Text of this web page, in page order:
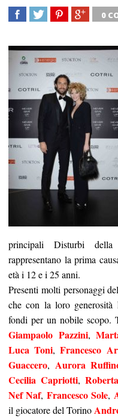
0
principali Disturbi della
rappresentano la prima
età i 12 e i 25 anni.
Presenti molti personaggi
che con la loro generosità
fondi per un nobile scopo.
Giampaolo Pazzini,
Luca Toni,Francesco
Guaccero, Aurora
Cecilia Capriotti,
Nef Naf, Francesco Sole,
il giocatore del Torino